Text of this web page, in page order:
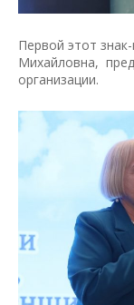
Первой этот
Михайловна,
организации.